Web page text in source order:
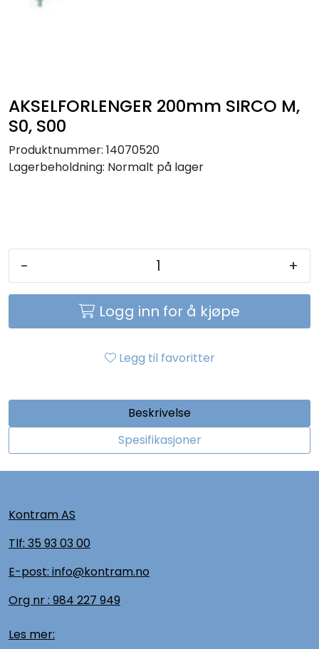
AKSELFORLENGER 200mm SIRCO M,
S0, S00
Produktnummer: 14070520
Lagerbeholdning: Normalt på lager
- +
Logg inn for å kjøpe
Legg til favoritter
Beskrivelse
Spesifikasjoner
Kontram AS
Tlf: 35 93 03 00
E-post: info@kontram.no
Org nr : 984 227 949
Les mer: